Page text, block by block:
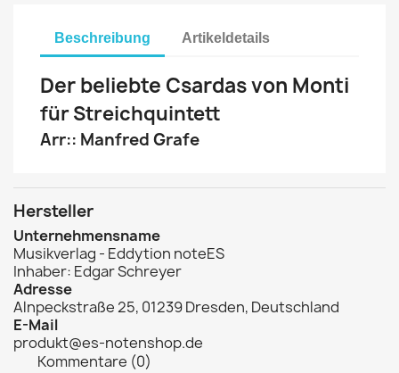
Beschreibung Artikeldetails
Der beliebte Csardas von Monti
für Streichquintett
Arr:: Manfred Grafe
Hersteller
Unternehmensname
Musikverlag - Eddytion noteES
Inhaber: Edgar Schreyer
Adresse
Alnpeckstraße 25, 01239 Dresden, Deutschland
E-Mail
produkt@es-notenshop.de
Kommentare (0)